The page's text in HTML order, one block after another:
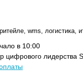
, wms, логистика,
в 10:00
цифрового лидерства